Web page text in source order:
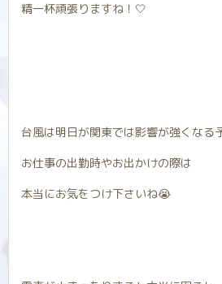
精一杯頑張りますね！‎🤍
台風は明日が関東では影響が強くなる
お仕事の出勤時やお出かけの際は
本当にお気をつけ下さいね😭